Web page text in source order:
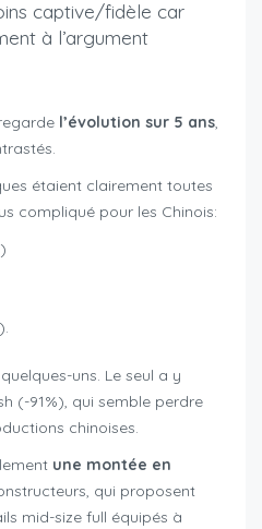
captive/fidèle car
à l’argument
l’évolution sur 5 ans,
étaient clairement toutes
compliqué pour les Chinois:
)
).
uns. Le seul a y
(-91%), qui semble perdre
chinoises.
une montée en
qui proposent
mid-size full équipés à